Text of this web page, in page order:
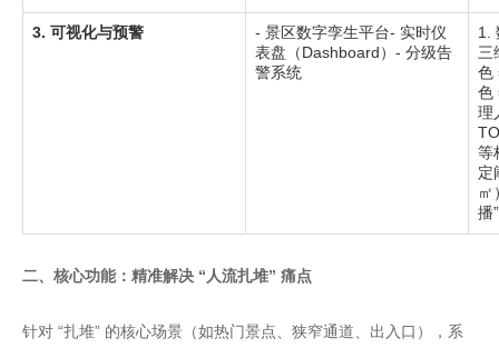
3. 可视化与预警
- 景区数字孪生平台- 实时仪
表盘（Dashboard）- 分级告
警系统
1.
三
色
色
理
等
定
㎡
播
二、核心功能：精准解决 “人流扎堆” 痛点
针对 “扎堆” 的核心场景（如热门景点、狭窄通道、出入口），系